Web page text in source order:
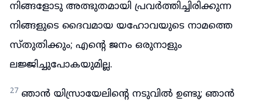
നിങ്ങളോടു അത്ഭുതമായി പ്രവർത്തിച്ചിരിക്കുന്ന
നിങ്ങളുടെ ദൈവമായ യഹോവയുടെ നാമത്തെ
സ്തുതിക്കും; എന്റെ ജനം ഒരുനാളും
ലജ്ജിച്ചുപോകയുമില്ല.
27 ഞാൻ യിസ്രായേലിന്റെ നടുവിൽ ഉണ്ടു; ഞാൻ